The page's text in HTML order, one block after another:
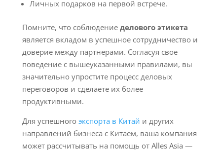
Личных подарков на первой встрече.
Помните, что соблюдение делового этикета
является вкладом в успешное сотрудничество и
доверие между партнерами. Согласуя свое
поведение с вышеуказанными правилами, вы
значительно упростите процесс деловых
переговоров и сделаете их более
продуктивными.
Для успешного экспорта в Китай и других
направлений бизнеса с Китаем, ваша компания
может рассчитывать на помощь от Alles Asia —